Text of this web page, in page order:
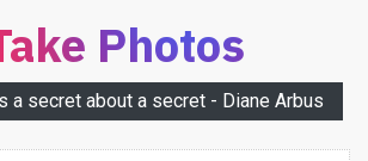
Photos
a secret about a secret - Diane Arbus